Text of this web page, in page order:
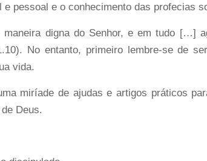
pessoal e o conhecimento das profecias
digna do Senhor, e em tudo […]
No entanto, primeiro lembre-se de
vida.
miríade de ajudas e artigos práticos
Deus.